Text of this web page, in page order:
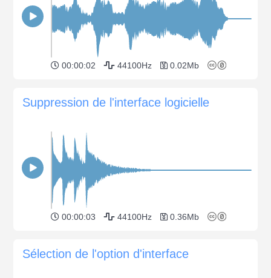
00:00:02 44100Hz 0.02Mb
Suppression de l'interface logicielle
00:00:03 44100Hz 0.36Mb
Sélection de l'option d'interface